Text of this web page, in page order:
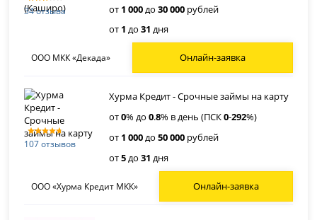
34 отзыва
от 1 000до30 000 рублей
от 1 до31 дня
ООО МКК «Декада» Онлайн-заявка
107 отзывов
Хурма Кредит - Срочные займы на карту
от0% до0.8% в день (ПСК0-292%)
от 1 000до50 000 рублей
от5до31 дня
ООО «Хурма Кредит МКК» Онлайн-заявка